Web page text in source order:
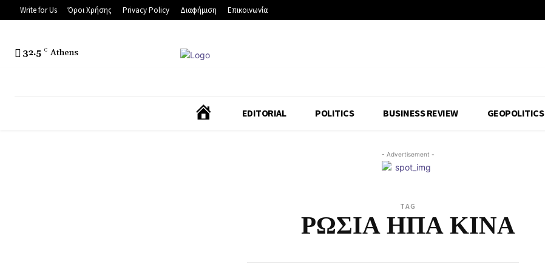
Write for Us Όροι Χρήσης Privacy Policy Διαφήμιση Επικοινωνία
32.5 C Athens
EDITORIAL POLITICS BUSINESS REVIEW GEOPOLITICS
- Advertisement -
TAG
ΡΩΣΙΑ ΗΠΑ ΚΙΝΑ